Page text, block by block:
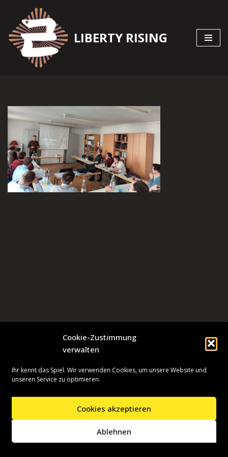
Cookie-Zustimmung
verwalten
Ihr kennt das Spiel. Wir verwenden Cookies, um unsere Website und
unseren Service zu optimieren.
Cookies akzeptieren
Ablehnen
Zum
Inhalt
springen
LIBERTY RISING
| Präsentiert vonWordPress
Presseinformationen